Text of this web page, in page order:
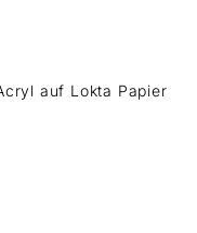
auf Lokta Papier